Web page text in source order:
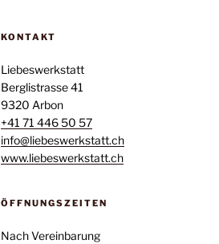
KONTAKT
Liebeswerkstatt
Berglistrasse 41
9320 Arbon
+41 71 446 50 57
info@liebeswerkstatt.ch
www.liebeswerkstatt.ch
ÖFFNUNGSZEITEN
Nach Vereinbarung